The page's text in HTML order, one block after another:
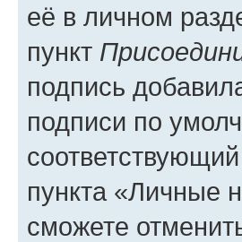
её в личном
пункт
подпись
подписи по
пункта «Личные
сможете